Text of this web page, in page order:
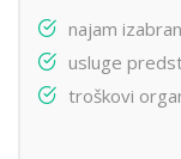
najam
usluge
troškovi